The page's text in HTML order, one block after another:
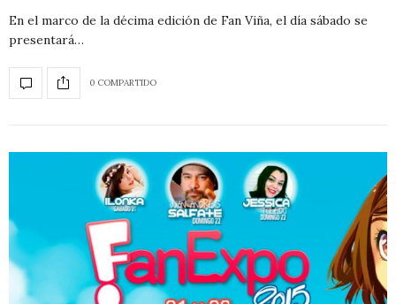
En el marco de la décima edición de Fan Viña, el día sábado se
presentará…
0 COMPARTIDO